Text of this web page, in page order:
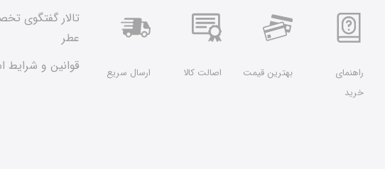
راهنمای
خرید
بهترین قیمت اصالت کالا ارسال سریع
تالار گفتگوی
عطر
قوانین و شرایط